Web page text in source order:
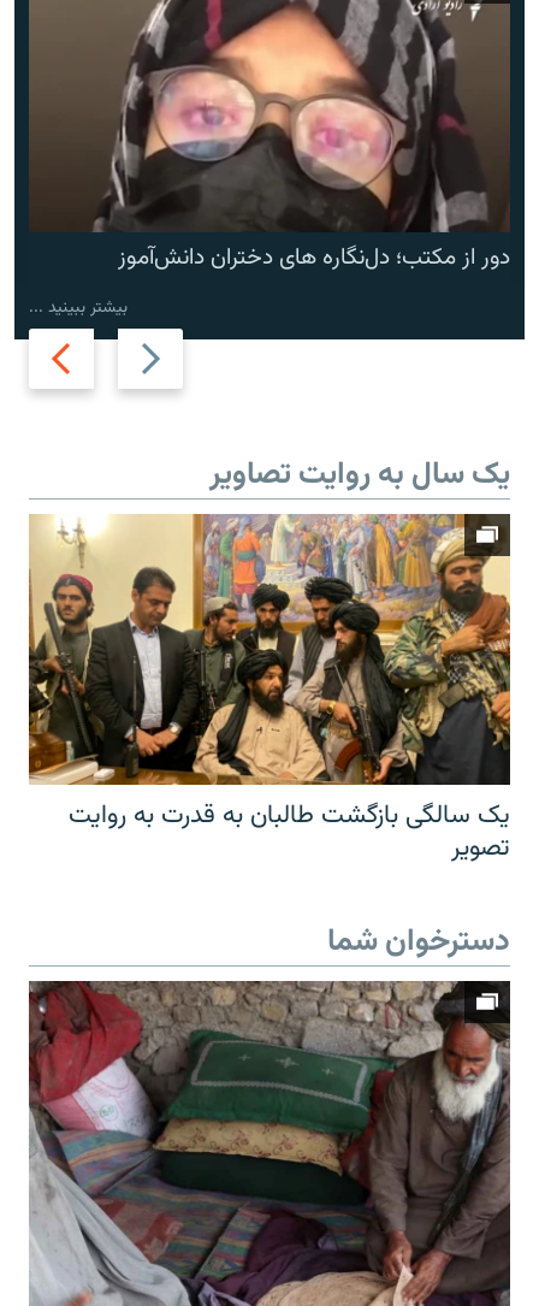
Previous
slide
Next
slide
دور از مکتب؛ دل‌نگاره های دختران دانش‌آموز
بیشتر ببینید ...
یک سال به روایت تصاویر
یک سالگی بازگشت طالبان به قدرت به روایت
تصویر
دسترخوان شما